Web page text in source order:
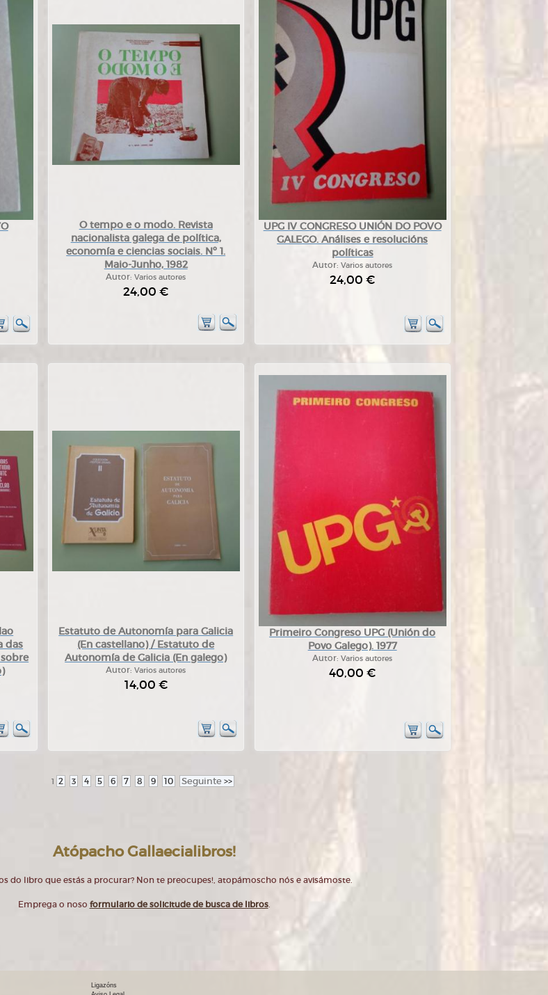
O tempo e o modo. Revista
nacionalista galega de política,
economía e ciencias sociais. Nº 1.
Maio-Junho, 1982
Autor:Varios autores
24,00 €
UPG IV CONGRESO UNIÓN DO POVO
GALEGO. Análises e resolucións
políticas
Autor:Varios autores
24,00 €
das
Estatuto de Autonomía para Galicia
(En castellano) / Estatuto de
Autonomía de Galicia (En galego)
Autor:Varios autores
14,00 €
Primeiro Congreso UPG (Unión do
Povo Galego). 1977
Autor:Varios autores
40,00 €
1 2 3 4 5 6 7 8 9 10 Seguinte >>
Atópacho Gallaecialibros!
do libro que estás a procurar? Non te preocupes!, atopámoscho nós e avisámoste.
Emprega o noso formulario de solicitude de busca de libros.
Ligazóns